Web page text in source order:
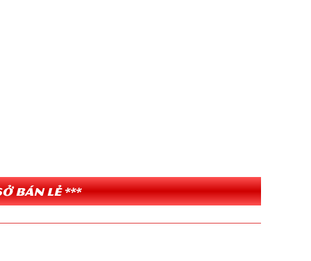
bán lẻ ***